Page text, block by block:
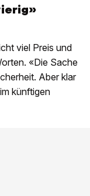
viel Preis und
«Die Sache
Aber klar
künftigen